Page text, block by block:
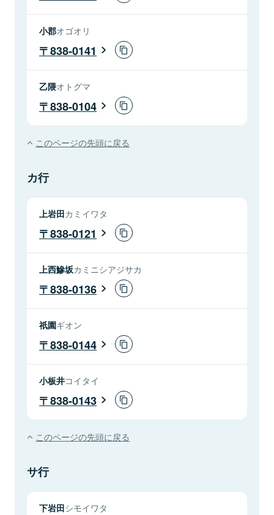
小郡オゴオリ
838-0141
乙隈オトグマ
838-0104
このページの先頭に戻る
カ行
上岩田カミイワタ
838-0121
上西鰺坂カミニシアジサカ
838-0136
祇園ギオン
838-0144
小板井コイタイ
838-0143
このページの先頭に戻る
サ行
下岩田シモイワタ